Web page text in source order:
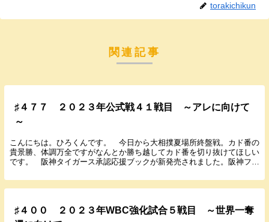
torakichikun
関連記事
♯４７７ ２０２３年公式戦４１戦目 ～アレに向けて
～
こんにちは。ひろくんです。 今日から大相撲夏場所終盤戦。カド番の
貴景勝、体調万全ですがなんとか勝ち越してカド番を切り抜けてほしい
です。 阪神タイガース承認応援ブックが新発売されました。阪神ファ
♯４００ ２０２３年WBC強化試合５戦目 ～世界一奪